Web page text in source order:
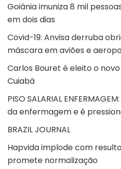
Goiânia imuniza 8 mil
em dois dias
Covid-19: Anvisa derruba
máscara em aviões e
Carlos Bouret é eleito o
Cuiabá
PISO SALARIAL
da enfermagem e é
BRAZIL JOURNAL
Hapvida implode com
promete normalização